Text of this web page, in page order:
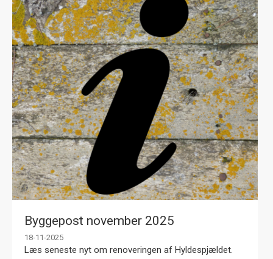
Byggepost november 2025
18-11-2025
Læs seneste nyt om renoveringen af Hyldespjældet.